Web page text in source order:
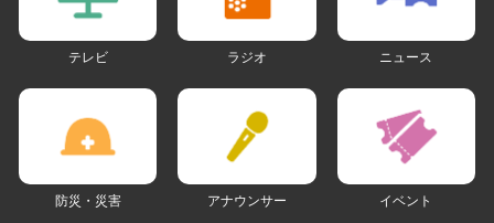
テレビ ラジオ ニュース
防災・災害 アナウンサー イベント